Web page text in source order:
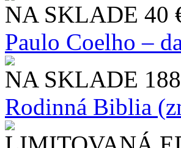
NA SKLADE 40
Paulo Coelho –
NA SKLADE
Rodinná Biblia